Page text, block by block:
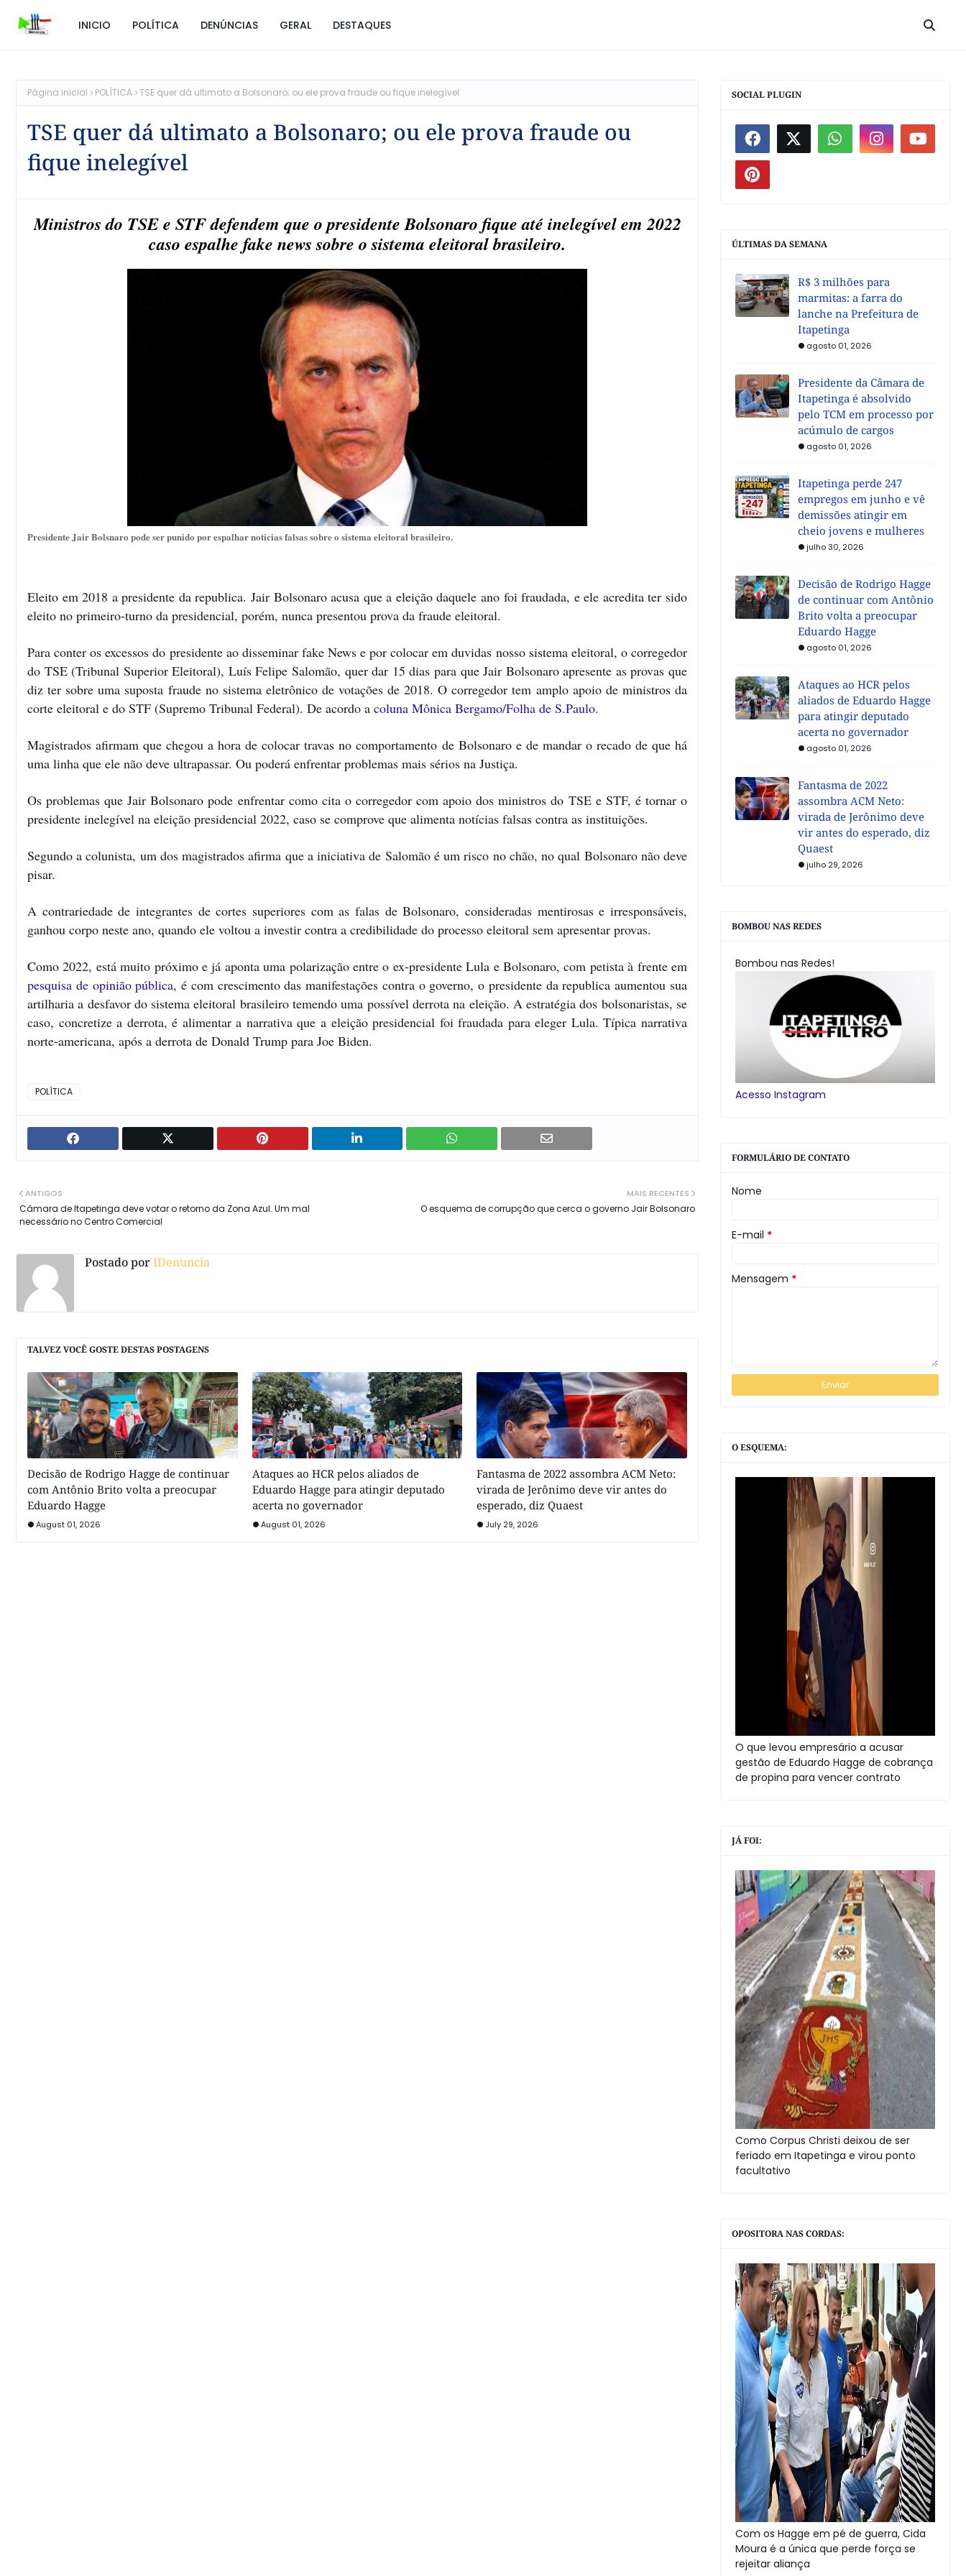
INICIO POLÍTICA DENÚNCIAS GERAL DESTAQUES
Página inicial POLÍTICA TSE quer dá ultimato a Bolsonaro; ou ele prova fraude ou fique inelegível
TSE quer dá ultimato a Bolsonaro; ou ele prova fraude ou
fique inelegível
Ministros do TSE e STF defendem que o presidente Bolsonaro fique até inelegível em 2022
caso espalhe fake news sobre o sistema eleitoral brasileiro.
Presidente Jair Bolsnaro pode ser punido por espalhar noticias falsas sobre o sistema eleitoral brasileiro.
Eleito em 2018 a presidente da republica. Jair Bolsonaro acusa que a eleição daquele ano foi fraudada, e ele acredita ter sido
eleito no primeiro-turno da presidencial, porém, nunca presentou prova da fraude eleitoral.
Para conter os excessos do presidente ao disseminar fake News e por colocar em duvidas nosso sistema eleitoral, o corregedor
do TSE (Tribunal Superior Eleitoral), Luís Felipe Salomão, quer dar 15 dias para que Jair Bolsonaro apresente as provas que
diz ter sobre uma suposta fraude no sistema eletrônico de votações de 2018. O corregedor tem amplo apoio de ministros da
corte eleitoral e do STF (Supremo Tribunal Federal). De acordo a coluna Mônica Bergamo/Folha de S.Paulo.
Magistrados afirmam que chegou a hora de colocar travas no comportamento de Bolsonaro e de mandar o recado de que há
uma linha que ele não deve ultrapassar. Ou poderá enfrentar problemas mais sérios na Justiça.
Os problemas que Jair Bolsonaro pode enfrentar como cita o corregedor com apoio dos ministros do TSE e STF, é tornar o
presidente inelegível na eleição presidencial 2022, caso se comprove que alimenta notícias falsas contra as instituições.
Segundo a colunista, um dos magistrados afirma que a iniciativa de Salomão é um risco no chão, no qual Bolsonaro não deve
pisar.
A contrariedade de integrantes de cortes superiores com as falas de Bolsonaro, consideradas mentirosas e irresponsáveis,
ganhou corpo neste ano, quando ele voltou a investir contra a credibilidade do processo eleitoral sem apresentar provas.
Como 2022, está muito próximo e já aponta uma polarização entre o ex-presidente Lula e Bolsonaro, com petista à frente em
pesquisa de opinião pública, é com crescimento das manifestações contra o governo, o presidente da republica aumentou sua
artilharia a desfavor do sistema eleitoral brasileiro temendo uma possível derrota na eleição. A estratégia dos bolsonaristas, se
caso, concretize a derrota, é alimentar a narrativa que a eleição presidencial foi fraudada para eleger Lula. Típica narrativa
norte-americana, após a derrota de Donald Trump para Joe Biden.
POLÍTICA
MAIS RECENTES
O esquema de corrupção que cerca o governo Jair Bolsonaro
ANTIGOS
Câmara de Itapetinga deve votar o retorno da Zona Azul. Um mal
necessário no Centro Comercial
Postado porIDenuncia
TALVEZ VOCÊ GOSTE DESTAS POSTAGENS
Decisão de Rodrigo Hagge de continuar
com Antônio Brito volta a preocupar
Eduardo Hagge
August 01, 2026
Ataques ao HCR pelos aliados de
Eduardo Hagge para atingir deputado
acerta no governador
August 01, 2026
Fantasma de 2022 assombra ACM Neto:
virada de Jerônimo deve vir antes do
esperado, diz Quaest
July 29, 2026
SOCIAL PLUGIN
ÚLTIMAS DA SEMANA
R$ 3 milhões para
marmitas: a farra do
lanche na Prefeitura de
Itapetinga
agosto 01, 2026
Presidente da Câmara de
Itapetinga é absolvido
pelo TCM em processo por
acúmulo de cargos
agosto 01, 2026
Itapetinga perde 247
empregos em junho e vê
demissões atingir em
cheio jovens e mulheres
julho 30, 2026
Decisão de Rodrigo Hagge
de continuar com Antônio
Brito volta a preocupar
Eduardo Hagge
agosto 01, 2026
Ataques ao HCR pelos
aliados de Eduardo Hagge
para atingir deputado
acerta no governador
agosto 01, 2026
Fantasma de 2022
assombra ACM Neto:
virada de Jerônimo deve
vir antes do esperado, diz
Quaest
julho 29, 2026
BOMBOU NAS REDES
Bombou nas Redes!
Acesso Instagram
FORMULÁRIO DE CONTATO
Nome
E-mail *
Mensagem *
O ESQUEMA:
O que levou empresário a acusar
gestão de Eduardo Hagge de cobrança
de propina para vencer contrato
JÁ FOI:
Como Corpus Christi deixou de ser
feriado em Itapetinga e virou ponto
facultativo
OPOSITORA NAS CORDAS:
Com os Hagge em pé de guerra, Cida
Moura é a única que perde força se
rejeitar aliança